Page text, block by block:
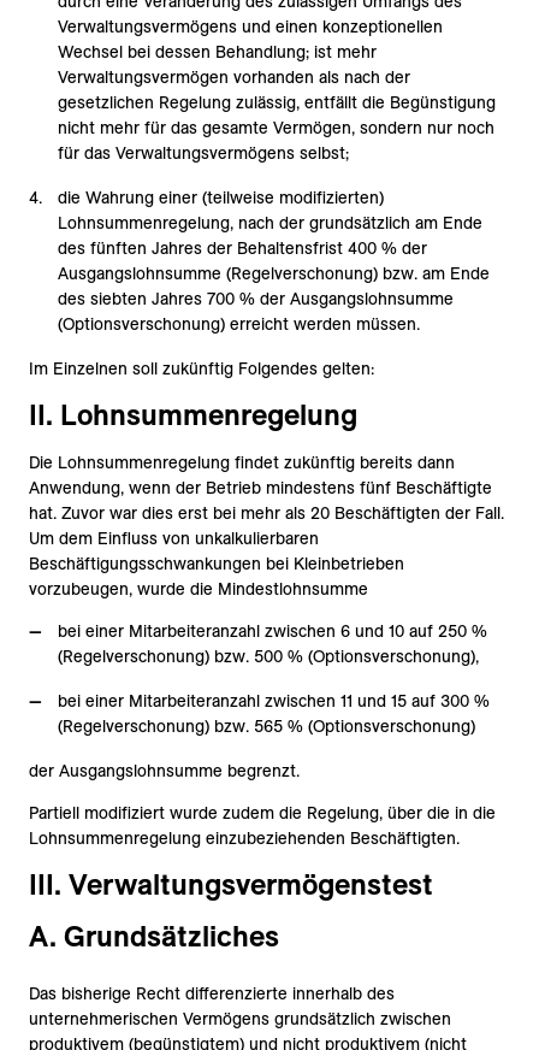
Verwaltungsvermögens und einen konzeptionellen
Wechsel bei dessen Behandlung; ist mehr
Verwaltungsvermögen vorhanden als nach der
gesetzlichen Regelung zulässig, entfällt die Begünstigung
nicht mehr für das gesamte Vermögen, sondern nur noch
für das Verwaltungsvermögens selbst;
die Wahrung einer (teilweise modifizierten)
Lohnsummenregelung, nach der grundsätzlich am Ende
des fünften Jahres der Behaltensfrist 400 % der
Ausgangslohnsumme (Regelverschonung) bzw. am Ende
des siebten Jahres 700 % der Ausgangslohnsumme
(Optionsverschonung) erreicht werden müssen.
Im Einzelnen soll zukünftig Folgendes gelten:
II. Lohnsummenregelung
Die Lohnsummenregelung findet zukünftig bereits dann
Anwendung, wenn der Betrieb mindestens fünf Beschäftigte
hat. Zuvor war dies erst bei mehr als 20 Beschäftigten der Fall.
Um dem Einfluss von unkalkulierbaren
Beschäftigungsschwankungen bei Kleinbetrieben
vorzubeugen, wurde die Mindestlohnsumme
bei einer Mitarbeiteranzahl zwischen 6 und 10 auf 250 %
(Regelverschonung) bzw. 500 % (Optionsverschonung),
bei einer Mitarbeiteranzahl zwischen 11 und 15 auf 300 %
(Regelverschonung) bzw. 565 % (Optionsverschonung)
der Ausgangslohnsumme begrenzt.
Partiell modifiziert wurde zudem die Regelung, über die in die
Lohnsummenregelung einzubeziehenden Beschäftigten.
III. Verwaltungsvermögenstest
A. Grundsätzliches
Das bisherige Recht differenzierte innerhalb des
unternehmerischen Vermögens grundsätzlich zwischen
produktivem (begünstigtem) und nicht produktivem (nicht